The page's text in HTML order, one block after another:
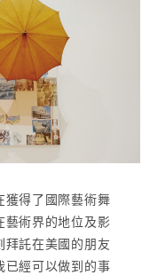
獲得了國際藝術舞
藝術界的地位及影
託在美國的朋友
已經可以做到的事